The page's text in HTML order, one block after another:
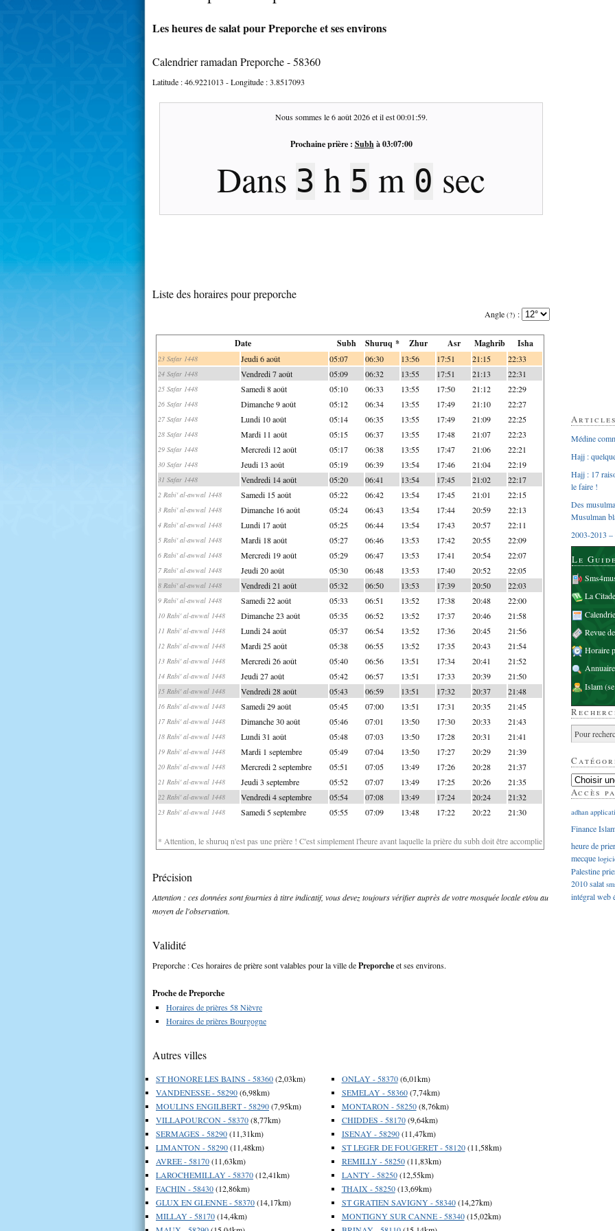
Les heures de salat pour Preporche et ses environs
Calendrier ramadan Preporche - 58360
Latitude :46.9221013 - Longitude :3.8517093
Nous sommes le6 août 2026et il est00:02:00.
Prochaine prière : Subhà03:07:00
Dans 3h4m59 sec
Liste des horaires pour preporche
Angle (?) :
Date Subh Shuruq * Zhur Asr Maghrib Isha
23 Safar 1448 Jeudi 6 août 05:07 06:30 13:56 17:51 21:15 22:33
24 Safar 1448 Vendredi 7 août 05:09 06:32 13:55 17:51 21:13 22:31
25 Safar 1448 Samedi 8 août 05:10 06:33 13:55 17:50 21:12 22:29
26 Safar 1448 Dimanche 9 août 05:12 06:34 13:55 17:49 21:10 22:27
27 Safar 1448 Lundi 10 août 05:14 06:35 13:55 17:49 21:09 22:25
28 Safar 1448 Mardi 11 août 05:15 06:37 13:55 17:48 21:07 22:23
29 Safar 1448 Mercredi 12 août 05:17 06:38 13:55 17:47 21:06 22:21
30 Safar 1448 Jeudi 13 août 05:19 06:39 13:54 17:46 21:04 22:19
31 Safar 1448 Vendredi 14 août 05:20 06:41 13:54 17:45 21:02 22:17
2 Rabi' al-awwal 1448 Samedi 15 août 05:22 06:42 13:54 17:45 21:01 22:15
3 Rabi' al-awwal 1448 Dimanche 16 août 05:24 06:43 13:54 17:44 20:59 22:13
4 Rabi' al-awwal 1448 Lundi 17 août 05:25 06:44 13:54 17:43 20:57 22:11
5 Rabi' al-awwal 1448 Mardi 18 août 05:27 06:46 13:53 17:42 20:55 22:09
6 Rabi' al-awwal 1448 Mercredi 19 août 05:29 06:47 13:53 17:41 20:54 22:07
7 Rabi' al-awwal 1448 Jeudi 20 août 05:30 06:48 13:53 17:40 20:52 22:05
8 Rabi' al-awwal 1448 Vendredi 21 août 05:32 06:50 13:53 17:39 20:50 22:03
9 Rabi' al-awwal 1448 Samedi 22 août 05:33 06:51 13:52 17:38 20:48 22:00
10 Rabi' al-awwal 1448 Dimanche 23 août 05:35 06:52 13:52 17:37 20:46 21:58
11 Rabi' al-awwal 1448 Lundi 24 août 05:37 06:54 13:52 17:36 20:45 21:56
12 Rabi' al-awwal 1448 Mardi 25 août 05:38 06:55 13:52 17:35 20:43 21:54
13 Rabi' al-awwal 1448 Mercredi 26 août 05:40 06:56 13:51 17:34 20:41 21:52
14 Rabi' al-awwal 1448 Jeudi 27 août 05:42 06:57 13:51 17:33 20:39 21:50
15 Rabi' al-awwal 1448 Vendredi 28 août 05:43 06:59 13:51 17:32 20:37 21:48
16 Rabi' al-awwal 1448 Samedi 29 août 05:45 07:00 13:51 17:31 20:35 21:45
17 Rabi' al-awwal 1448 Dimanche 30 août 05:46 07:01 13:50 17:30 20:33 21:43
18 Rabi' al-awwal 1448 Lundi 31 août 05:48 07:03 13:50 17:28 20:31 21:41
19 Rabi' al-awwal 1448 Mardi 1 septembre 05:49 07:04 13:50 17:27 20:29 21:39
20 Rabi' al-awwal 1448 Mercredi 2 septembre 05:51 07:05 13:49 17:26 20:28 21:37
21 Rabi' al-awwal 1448 Jeudi 3 septembre 05:52 07:07 13:49 17:25 20:26 21:35
22 Rabi' al-awwal 1448 Vendredi 4 septembre 05:54 07:08 13:49 17:24 20:24 21:32
23 Rabi' al-awwal 1448 Samedi 5 septembre 05:55 07:09 13:48 17:22 20:22 21:30
* Attention, le shuruq n'est pas une prière ! C'est simplement l'heure avant laquelle la prière du subh doit être accomplie
Précision
Attention : ces données sont fournies à titre indicatif, vous devez toujours vérifier auprès de votre mosquée locale et/ou au
moyen de l'observation.
Validité
Preporche : Ces horaires de prière sont valables pour la ville dePreporcheet ses environs.
Proche de Preporche
Horaires de prières 58 Nièvre
Horaires de prières Bourgogne
Autres villes
ST HONORE LES BAINS - 58360(2,03km)
VANDENESSE - 58290(6,98km)
MOULINS ENGILBERT - 58290(7,95km)
VILLAPOURCON - 58370(8,77km)
SERMAGES - 58290(11,31km)
LIMANTON - 58290(11,48km)
AVREE - 58170(11,63km)
LAROCHEMILLAY - 58370(12,41km)
FACHIN - 58430(12,86km)
GLUX EN GLENNE - 58370(14,17km)
MILLAY - 58170(14,4km)
ONLAY - 58370(6,01km)
SEMELAY - 58360(7,74km)
MONTARON - 58250(8,76km)
CHIDDES - 58170(9,64km)
ISENAY - 58290(11,47km)
ST LEGER DE FOUGERET - 58120(11,58km)
REMILLY - 58250(11,83km)
LANTY - 58250(12,55km)
THAIX - 58250(13,69km)
ST GRATIEN SAVIGNY - 58340(14,27km)
MONTIGNY SUR CANNE - 58340(15,02km)
Médine
Hajj :
Hajj : 17
le faire !
Des
Musulman
2003-2013 –
Le
La
Revue
Horaire
Islam
Accès
adhan
Finance
heure de
mecque
Palestine
2010salat
intégralweb